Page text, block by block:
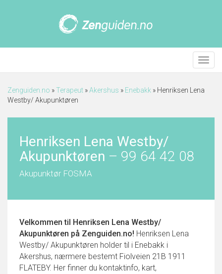
Meny
Zenguiden.no »Terapeut »Akershus » Enebakk » Henriksen Lena
Westby/ Akupunktøren
Henriksen Lena Westby/
Akupunktøren – 99 64 42 08
Akupunktør FOSMA
Velkommen til Henriksen Lena Westby/
Akupunktøren på Zenguiden.no! Henriksen Lena
Westby/ Akupunktøren holder til i Enebakk i
Akershus, nærmere bestemt Fiolveien 21B 1911
FLATEBY. Her finner du kontaktinfo, kart,